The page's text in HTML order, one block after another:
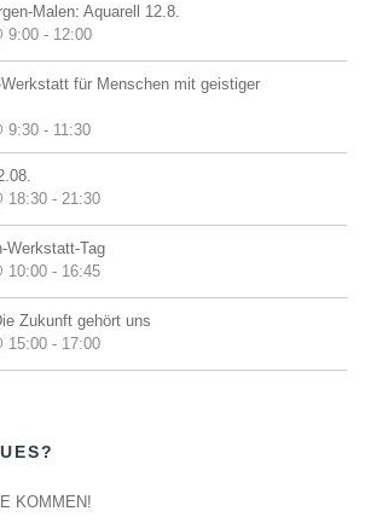
Malen: Aquarell 12.8.
9:00 - 12:00
für Menschen mit geistiger
9:30 - 11:30
18:30 - 21:30
Werkstatt-Tag
10:00 - 16:45
Zukunft gehört uns
15:00 - 17:00
KOMMEN!